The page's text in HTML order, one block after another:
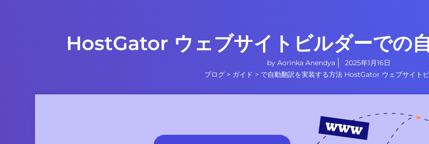
HostGator ウェブサイトビルダーでの
by Aorinka Anendya
2025年1月16日
ブログ> ガイド > で自動翻訳を実装する方法 HostGator ウェブサイト